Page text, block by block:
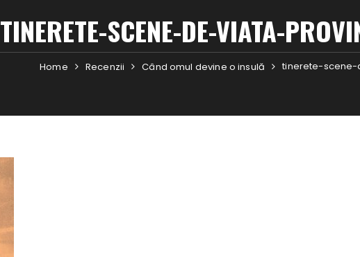
TINERETE-SCENE-DE-VIATA-
Home Recenzii Când omul devine o insulă tinerete-scene-